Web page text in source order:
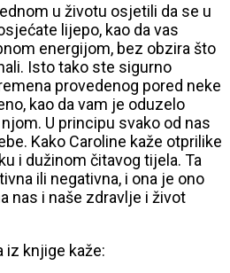
u životu osjetili da se u
lijepo, kao da vas
energijom, bez obzira što
Isto tako ste sigurno
provedenog pored neke
kao da vam je oduzelo
U principu svako od nas
Kako Caroline kaže otprilike
i dužinom čitavog tijela. Ta
ili negativna, i ona je ono
nas i naše zdravlje i život
iz knjige kaže: